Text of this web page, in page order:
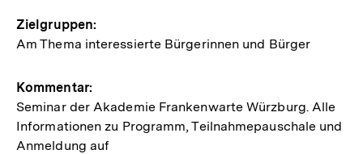
Zielgruppen:
Am Thema interessierte Bürgerinnen und Bürger
Kommentar:
Seminar der Akademie Frankenwarte Würzburg. Alle
Informationen zu Programm, Teilnahmepauschale und
Anmeldung auf